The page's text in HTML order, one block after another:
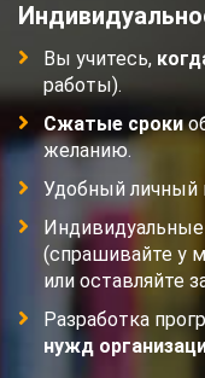
Вы учитесь,
работы).
Сжатые сроки
желанию.
Удобный личный
Индивидуальные
(спрашивайте у
или оставляйте
Разработка
нужд